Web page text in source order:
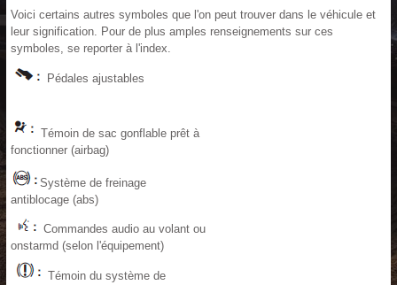
Voici certains autres symboles que l'on peut trouver dans le véhicule et
leur signification. Pour de plus amples renseignements sur ces
symboles, se reporter à l'index.
Pédales ajustables
Témoin de sac gonflable prêt à
fonctionner (airbag)
Système de freinage
antiblocage (abs)
Commandes audio au volant ou
onstarmd (selon l'équipement)
Témoin du système de